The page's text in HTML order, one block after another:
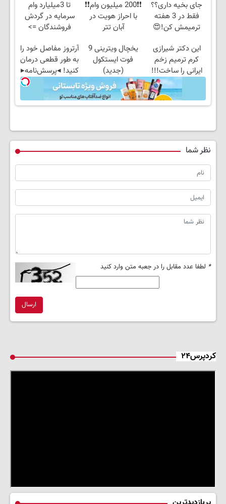
جای بخیه داری؟؟
فقط در 3 هفته
ترمیمش کن!😍
❗❗200 میلیون وام❗❗
با احراز هویت در
آبان تتر
تا 3میلیارد وام
سرمایه در گردش
فروشندگان =>
کن
این دکتر شیرازی
کرم ترمیم زخم
ایرانی را ساخت!!!
یخچال ویترینی 9
فوت ایستکول
(جدید)
آرتروز مفاصل خود را
به طور قطعی درمان
کنید! ◂پرسش‌نامه▸
نظر شما
* لطفا عدد مقابل را در جعبه متن وارد کنید
ارسال
کردپرس۲۴